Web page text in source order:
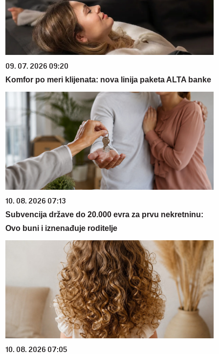
09. 07. 2026 09:20
Komfor po meri klijenata: nova linija paketa ALTA banke
10. 08. 2026 07:13
Subvencija države do 20.000 evra za prvu nekretninu:
Ovo buni i iznenađuje roditelje
10. 08. 2026 07:05